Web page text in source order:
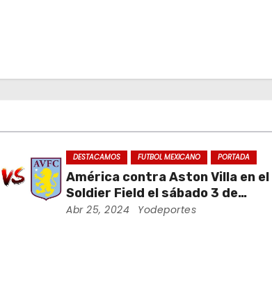
DESTACAMOS FUTBOL MEXICANO PORTADA
América contra Aston Villa en el
Soldier Field el sábado 3 de
agosto
Abr 25, 2024 Yodeportes